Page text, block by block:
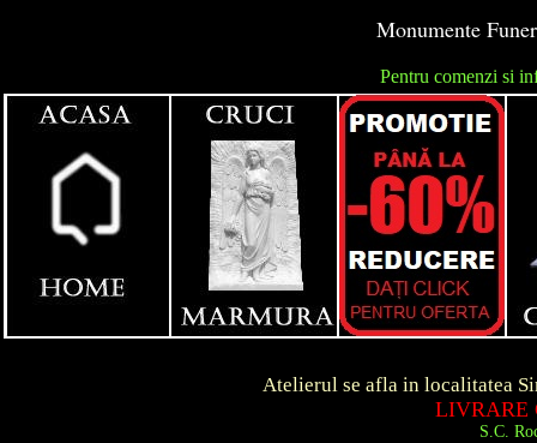
Monumente
Pentru comenzi si
Atelierul se afla in localitatea Simeria
LIVRARE
S.C. Roca Art